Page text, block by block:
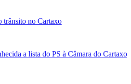
trânsito no Cartaxo
a lista do PS à Câmara do Cartaxo